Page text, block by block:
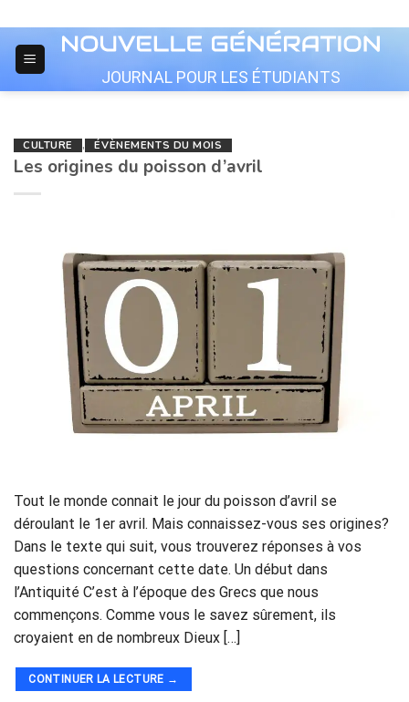
to
content
JOURNAL POUR LES ÉTUDIANTS
CULTURE , ÉVÈNEMENTS DU MOIS
Les origines du poisson d’avril
Tout le monde connait le jour du poisson d’avril se
déroulant le 1er avril. Mais connaissez-vous ses origines?
Dans le texte qui suit, vous trouverez réponses à vos
questions concernant cette date. Un début dans
l’Antiquité C’est à l’époque des Grecs que nous
commençons. Comme vous le savez sûrement, ils
croyaient en de nombreux Dieux […]
CONTINUER LA LECTURE →